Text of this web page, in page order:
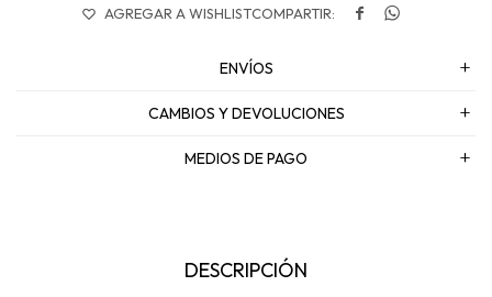
 
ENVÍOS
CAMBIOS Y DEVOLUCIONES
MEDIOS DE PAGO
DESCRIPCIÓN